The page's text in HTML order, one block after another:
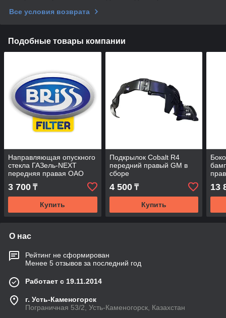
Все условия возврата
Подобные товары компании
Направляющая опускного
стекла ГАЗель-NEXT
передняя правая ОАО
3 700 ₸
Купить
Подкрылок Cobalt R4
передний правый GM в
сборе
4 500₸
Купить
13
О нас
Рейтинг не сформирован
Менее 5 отзывов за последний год
Работает с 19.11.2014
г. Усть-Каменогорск
Пограничная 53/2, Усть-Каменогорск, Казахстан